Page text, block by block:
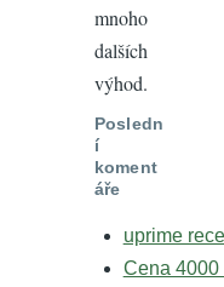
mnoho
dalších
výhod.
Posledn
í
koment
áře
uprime
Cena 4000